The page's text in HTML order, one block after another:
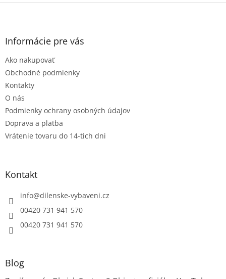
Z
Informácie pre vás
Ako nakupovať
Obchodné podmienky
Kontakty
O nás
Podmienky ochrany osobných údajov
Doprava a platba
Vrátenie tovaru do 14-tich dni
Kontakt
info@dilenske-vybaveni.cz
00420 731 941 570
00420 731 941 570
Blog